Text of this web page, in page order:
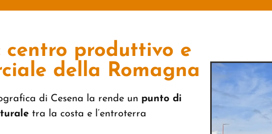
centro produttivo e
della Romagna
di Cesena la rende un punto di
tra la costa e l’entroterra